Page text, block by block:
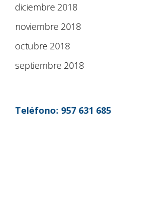
diciembre 2018
noviembre 2018
octubre 2018
septiembre 2018
Teléfono: 957 631 685